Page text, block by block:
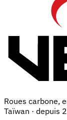
Roues carbone,
Taïwan · depuis